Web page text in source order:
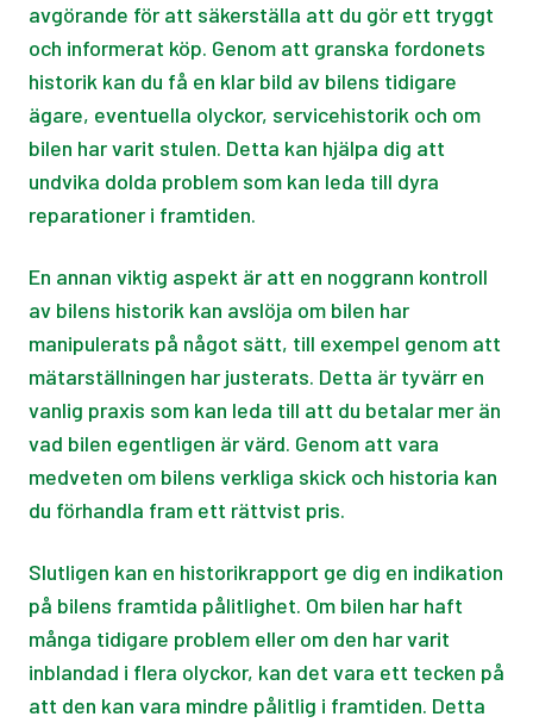
avgörande för att säkerställa att du gör ett tryggt
och informerat köp. Genom att granska fordonets
historik kan du få en klar bild av bilens tidigare
ägare, eventuella olyckor, servicehistorik och om
bilen har varit stulen. Detta kan hjälpa dig att
undvika dolda problem som kan leda till dyra
reparationer i framtiden.
En annan viktig aspekt är att en noggrann kontroll
av bilens historik kan avslöja om bilen har
manipulerats på något sätt, till exempel genom att
mätarställningen har justerats. Detta är tyvärr en
vanlig praxis som kan leda till att du betalar mer än
vad bilen egentligen är värd. Genom att vara
medveten om bilens verkliga skick och historia kan
du förhandla fram ett rättvist pris.
Slutligen kan en historikrapport ge dig en indikation
på bilens framtida pålitlighet. Om bilen har haft
många tidigare problem eller om den har varit
inblandad i flera olyckor, kan det vara ett tecken på
att den kan vara mindre pålitlig i framtiden. Detta